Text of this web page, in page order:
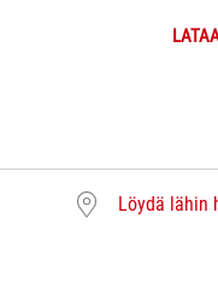
Löydä lähin